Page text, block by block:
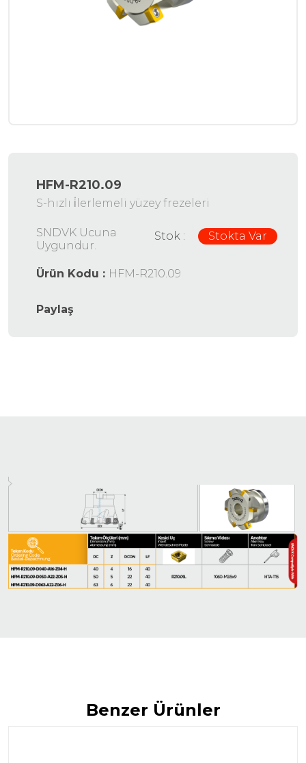
HFM-R210.09
S-hızlı i̇lerlemeli yüzey frezeleri
Stok : Stokta Var
SNDVK Ucuna
Uygundur.
Ürün Kodu : HFM-R210.09
Paylaş
Benzer Ürünler